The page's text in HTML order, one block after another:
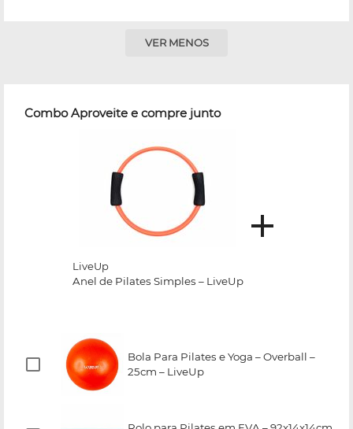
VER MENOS
Combo Aproveite e compre junto
LiveUp
Anel de Pilates Simples – LiveUp
Bola Para Pilates e Yoga – Overball –
25cm – LiveUp